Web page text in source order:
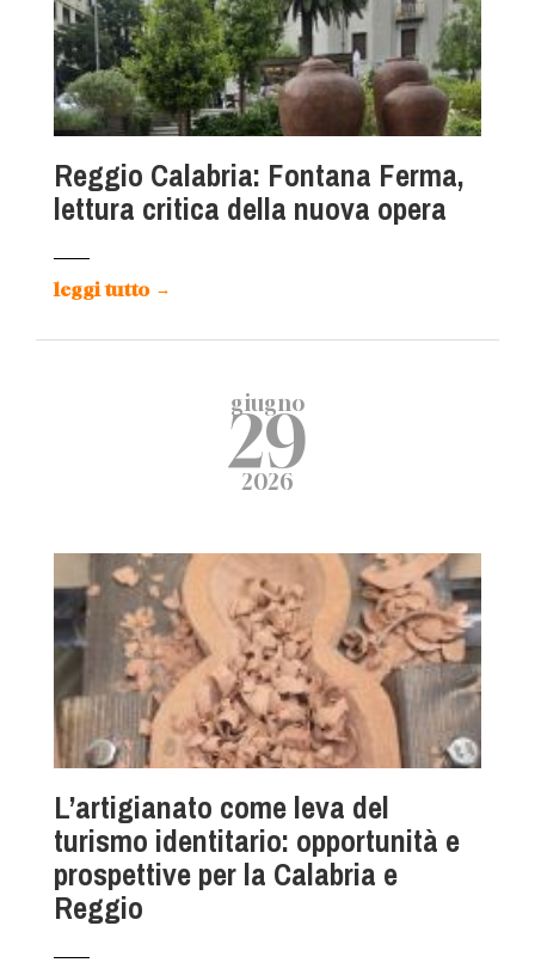
Reggio Calabria: Fontana Ferma,
lettura critica della nuova opera
leggi tutto →
giugno
29
2026
L’artigianato come leva del
turismo identitario: opportunità e
prospettive per la Calabria e
Reggio